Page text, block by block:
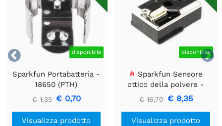

 disponibile
Sparkfun Portabatteria -
18650 (PTH)
€ 1,35 € 0,70
Visualizza prodotto
disponibile
Sparkfun Sensore
ottico della polvere -
GP2Y1010AU0F
€ 16,70 € 8,35
Visualizza prodotto